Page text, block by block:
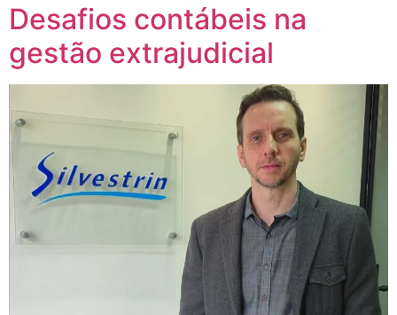
Desafios contábeis na
gestão extrajudicial